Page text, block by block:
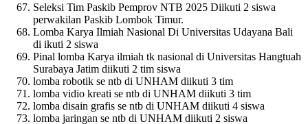
Seleksi Tim Paskib Pemprov NTB 2025 Diikuti 2 siswa
perwakilan Paskib Lombok Timur.
Lomba Karya Ilmiah Nasional Di Universitas Udayana Bali
di ikuti 2 siswa
Pinal lomba Karya ilmiah tk nasional di Universitas Hangtuah
Surabaya Jatim diikuti 2 tim siswa
lomba robotik se ntb di UNHAM diikuti 3 tim
lomba vidio kreati se ntb di UNHAM diikuti 3 tim
lomba disain grafis se ntb di UNHAM diikuti 4 siswa
lomba jaringan se ntb di UNHAM diikuti 2 siswa